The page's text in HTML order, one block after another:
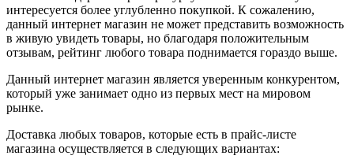
интересуется более углубленно покупкой. К сожалению,
данный интернет магазин не может представить возможность
в живую увидеть товары, но благодаря положительным
отзывам, рейтинг любого товара поднимается гораздо выше.
Данный интернет магазин является уверенным конкурентом,
который уже занимает одно из первых мест на мировом
рынке.
Доставка любых товаров, которые есть в прайс-листе
магазина осуществляется в следующих вариантах: